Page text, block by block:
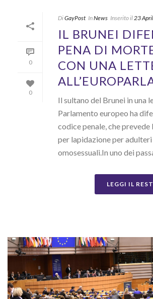
0
0
DiGayPost InNews Inserito il 23
IL BRUNEI
PENA DI
CON UNA
Il sultano del Brunei in una
Parlamento europeo ha
codice penale, che prevede
per lapidazione per adulteri
omosessuali.In uno dei
LEGGI IL